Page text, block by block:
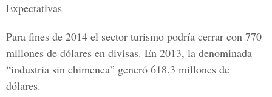
Expectativas
Para fines de 2014 el sector turismo podría cerrar con 770
millones de dólares en divisas. En 2013, la denominada
“industria sin chimenea” generó 618.3 millones de
dólares.